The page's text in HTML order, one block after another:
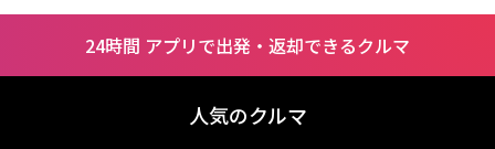
24時間 アプリで出発・返却できるクルマ
人気のクルマ